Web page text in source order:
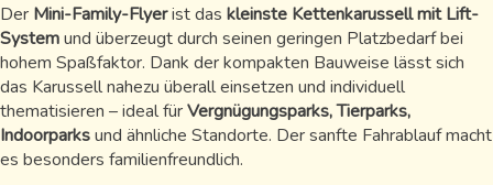
Der Mini-Family-Flyerist das kleinste Kettenkarussell mit Lift-
Systemund überzeugt durch seinen geringen Platzbedarf bei
hohem Spaßfaktor. Dank der kompakten Bauweise lässt sich
das Karussell nahezu überall einsetzen und individuell
thematisieren – ideal fürVergnügungsparks, Tierparks,
Indoorparksund ähnliche Standorte. Der sanfte Fahrablauf macht
es besonders familienfreundlich.